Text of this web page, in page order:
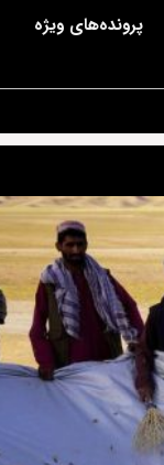
پرونده‌های ویژه